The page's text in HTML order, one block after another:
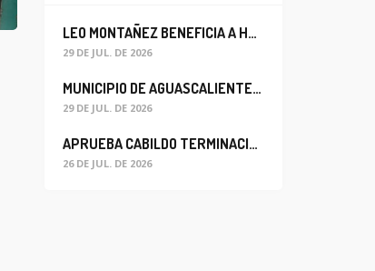
LEO MONTAÑEZ BENEFICIA A HABITANTES DEL BARRIO DE LA SALUD CON MEJORA DEL ALCANTARILLADO SANITARIO
29 DE JUL. DE 2026
MUNICIPIO DE AGUASCALIENTES REABRE CIRCULACIÓN VEHICULAR EN LA CALLE JOSEFA ORTIZ DE DOMÍNGUEZ
29 DE JUL. DE 2026
APRUEBA CABILDO TERMINACIÓN ANTICIPADA DEL CONTRATO PARA EL PROYECTO DE MODERNIZACIÓN DEL SISTEMA DE ALUMBRADO
26 DE JUL. DE 2026